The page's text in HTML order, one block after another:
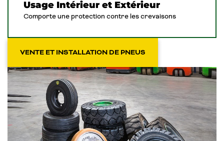
Usage Intérieur et Extérieur
Comporte une protection contre les crevaisons
VENTE ET INSTALLATION DE PNEUS